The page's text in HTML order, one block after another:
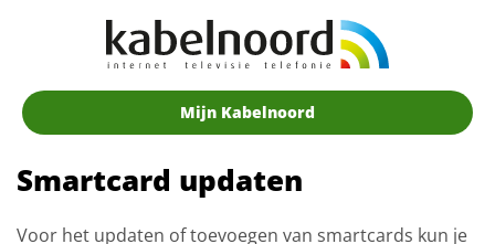
Mijn Kabelnoord
Smartcard updaten
Voor het updaten of toevoegen van smartcards kun je